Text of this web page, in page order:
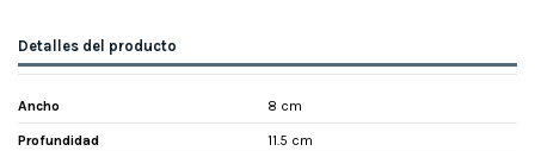
Detalles del producto
Ancho 8 cm
Profundidad 11.5 cm